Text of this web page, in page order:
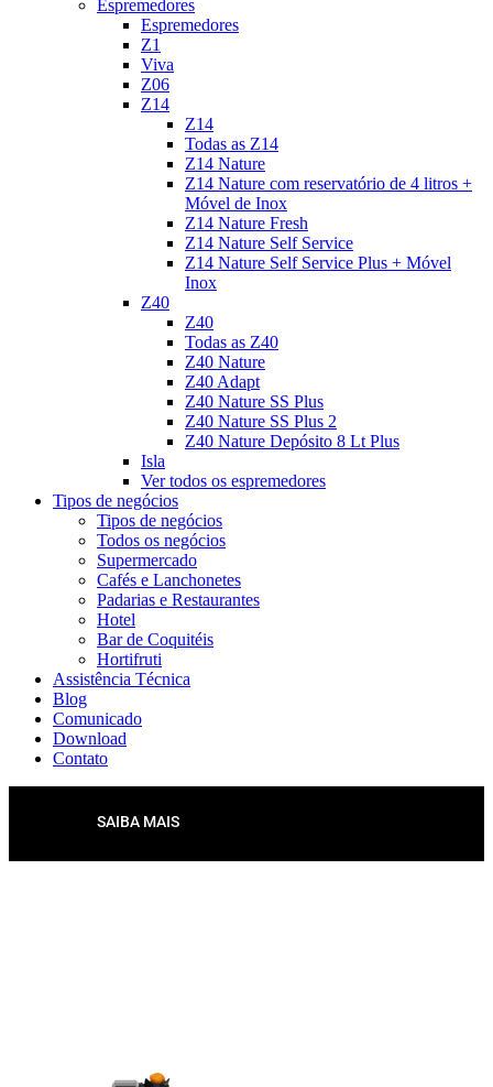
Espremedores
Espremedores
Z1
Viva
Z06
Z14
Z14
Todas as Z14
Z14 Nature
Z14 Nature com reservatório de 4 litros +
Móvel de Inox
Z14 Nature Fresh
Z14 Nature Self Service
Z14 Nature Self Service Plus + Móvel
Inox
Z40
Z40
Todas as Z40
Z40 Nature
Z40 Adapt
Z40 Nature SS Plus
Z40 Nature SS Plus 2
Z40 Nature Depósito 8 Lt Plus
Isla
Ver todos os espremedores
Tipos de negócios
Tipos de negócios
Todos os negócios
Supermercado
Cafés e Lanchonetes
Padarias e Restaurantes
Hotel
Bar de Coquitéis
Hortifruti
Assistência Técnica
Blog
Comunicado
Download
Contato
SAIBA MAIS